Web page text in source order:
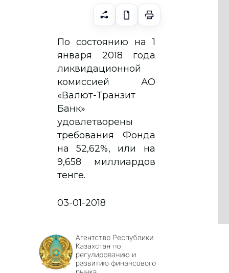
По состоянию на 1
января 2018 года
ликвидационной
комиссией АО
«Валют-Транзит
Банк»
удовлетворены
требования Фонда
на 52,62%, или на
9,658 миллиардов
тенге.
03-01-2018